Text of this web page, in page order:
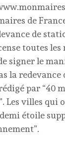
de
de
toutes
signer le
la redevance
par “40
Les villes qui
étoile